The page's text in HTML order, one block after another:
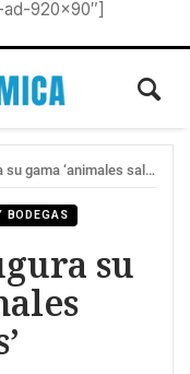
920×90″]
‘animales salvajes’
BODEGAS
su